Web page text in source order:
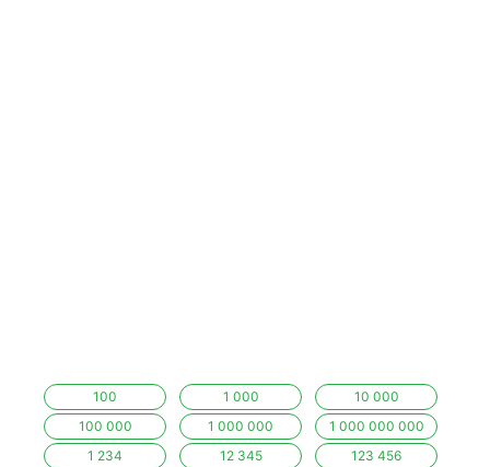
100 1 000
10 000
100 000
1 000 000
1 000 000 000
1 234
12 345
123 456